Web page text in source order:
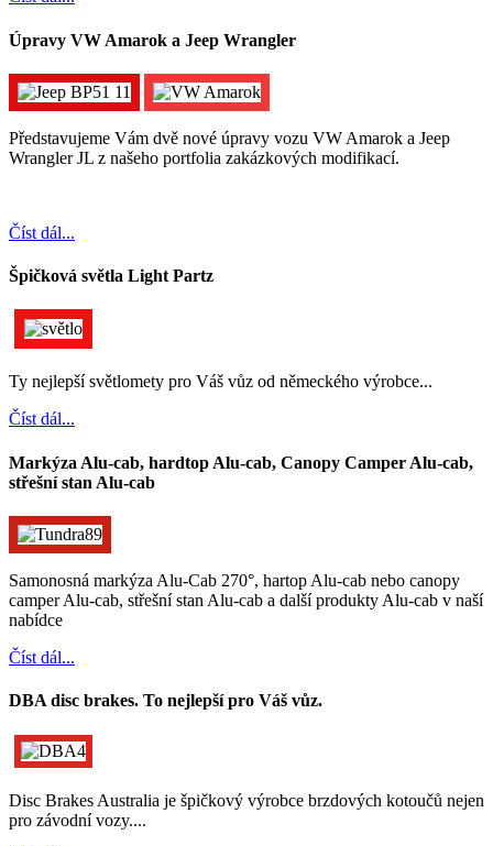
Úpravy VW Amarok a Jeep Wrangler
Představujeme Vám dvě nové úpravy vozu VW Amarok a Jeep
Wrangler JL z našeho portfolia zakázkových modifikací.
Číst dál...
Špičková světla Light Partz
Ty nejlepší světlomety pro Váš vůz od německého výrobce...
Číst dál...
Markýza Alu-cab, hardtop Alu-cab, Canopy Camper Alu-cab,
střešní stan Alu-cab
Samonosná markýza Alu-Cab 270°, hartop Alu-cab nebo canopy
camper Alu-cab, střešní stan Alu-cab a další produkty Alu-cab v naší
nabídce
Číst dál...
DBA disc brakes. To nejlepší pro Váš vůz.
Disc Brakes Australia je špičkový výrobce brzdových kotoučů nejen
pro závodní vozy....